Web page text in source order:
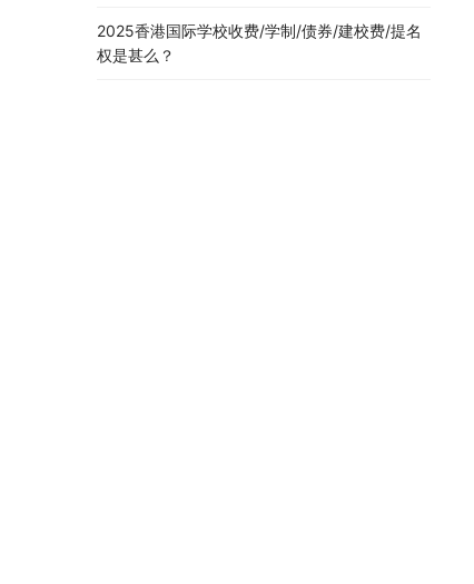
2025香港国际学校收费/学制/债券/建校费/提名
权是甚么？